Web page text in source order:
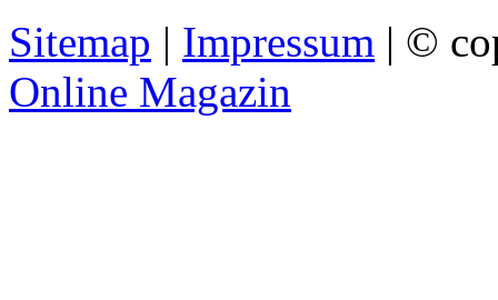
Sitemap | Impressum | ©
Online Magazin